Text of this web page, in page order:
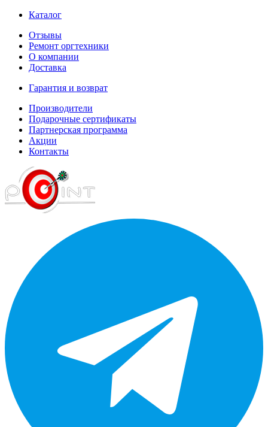
Каталог
Отзывы
Ремонт оргтехники
О компании
Доставка
Гарантия и возврат
Производители
Подарочные сертификаты
Партнерская программа
Акции
Контакты